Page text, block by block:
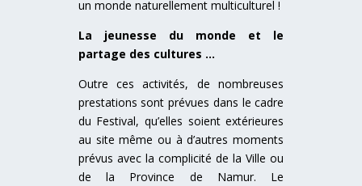
un monde naturellement multiculturel !
La jeunesse du monde et le
partage des cultures …
Outre ces activités, de nombreuses
prestations sont prévues dans le cadre
du Festival, qu’elles soient extérieures
au site même ou à d’autres moments
prévus avec la complicité de la Ville ou
de la Province de Namur. Le